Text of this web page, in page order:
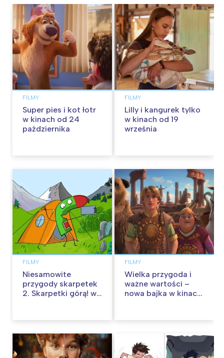
FILMY
Super pies i kot łotr
w kinach od 24
października
FILMY
Lilly i kangurek tylko
w kinach od 19
września
FILMY
Niesamowite
przygody skarpetek
2. Skarpetki górą! w
FILMY
Wielka przygoda i
ważne wartości –
nowa bajka w kinach